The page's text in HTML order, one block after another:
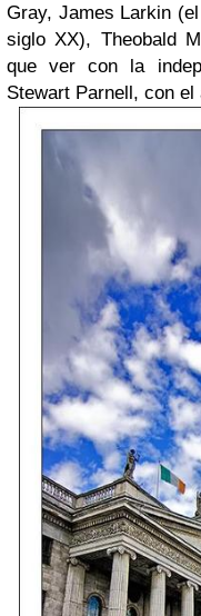
Gray, James Larkin
siglo XX), Theobald
que ver con la
Stewart Parnell, con